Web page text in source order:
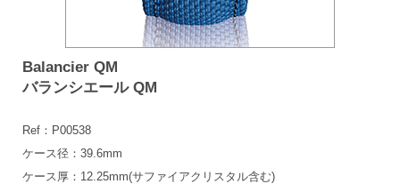
Balancier QM
バランシエール QM
Ref：P00538
ケース径：39.6mm
ケース厚：12.25mm(サファイアクリスタル含む)